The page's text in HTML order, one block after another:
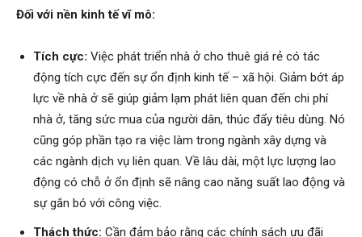
Đối với nền kinh tế vĩ mô:
Tích cực: Việc phát triển nhà ở cho thuê giá rẻ có tác
động tích cực đến sự ổn định kinh tế – xã hội. Giảm bớt áp
lực về nhà ở sẽ giúp giảm lạm phát liên quan đến chi phí
nhà ở, tăng sức mua của người dân, thúc đẩy tiêu dùng. Nó
cũng góp phần tạo ra việc làm trong ngành xây dựng và
các ngành dịch vụ liên quan. Về lâu dài, một lực lượng lao
động có chỗ ở ổn định sẽ nâng cao năng suất lao động và
sự gắn bó với công việc.
Thách thức: Cần đảm bảo rằng các chính sách ưu đãi